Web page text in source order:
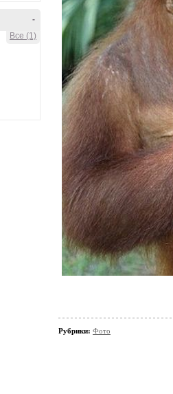
-
Все (1)
Рубрики: Фото